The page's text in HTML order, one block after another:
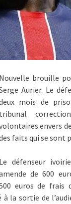
Nouvelle brouille
Aurier. Le
mois de
tribunal
envers
faits qui se sont
Le défenseur
de 600
euros de
sortie de